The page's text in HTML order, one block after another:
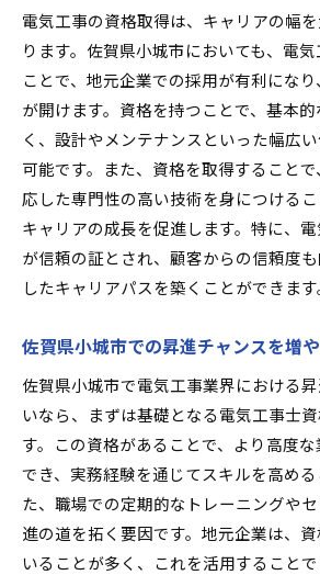
電気工事の資格取得は、キャリアの幅
ります。佐賀県小城市においても、電
ことで、地元企業での採用が有利にな
が開けます。資格を持つことで、基本
く、設計やメンテナンスといった幅広
可能です。また、資格を取得すること
応した専門性の高い技術を身につける
キャリアの成長を促進します。特に、
が信頼の証とされ、顧客からの信頼度
したキャリアパスを築くことができます
佐賀県小城市での昇進チャンスを増
佐賀県小城市で電気工事業界における
いなら、まずは基礎となる電気工事士
す。この資格があることで、より高度
でき、実務経験を通じてスキルを高め
た、職場での定期的なトレーニングや
進の道を拓く要因です。地元企業は、
いることが多く、これを活用すること